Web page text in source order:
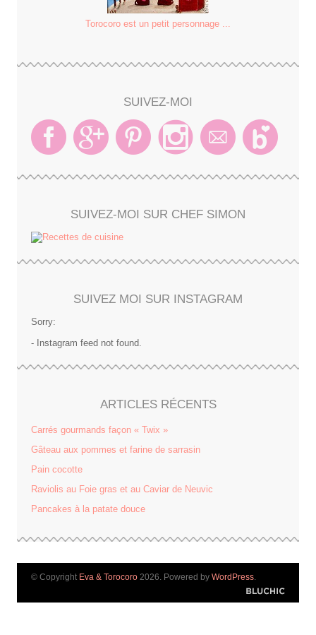
Torocoro est un petit personnage ...
SUIVEZ-MOI
SUIVEZ-MOI SUR CHEF SIMON
SUIVEZ MOI SUR INSTAGRAM
Sorry:
- Instagram feed not found.
ARTICLES RÉCENTS
Carrés gourmands façon « Twix »
Gâteau aux pommes et farine de sarrasin
Pain cocotte
Raviolis au Foie gras et au Caviar de Neuvic
Pancakes à la patate douce
© Copyright Eva & Torocoro 2026. Powered by WordPress